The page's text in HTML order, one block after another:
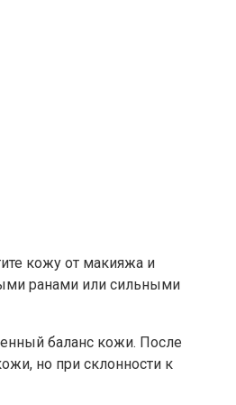
кожу от макияжа и
ранами или сильными
баланс кожи. После
но при склонности к